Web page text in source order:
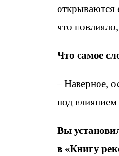
открываются
что
Что самое
– Наверное,
под
Вы
в «Книгу